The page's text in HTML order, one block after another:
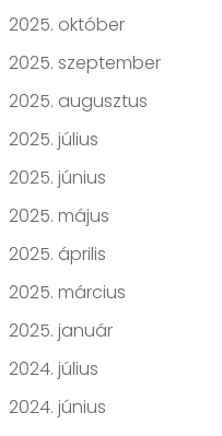
2025. október
2025. szeptember
2025. augusztus
2025. július
2025. június
2025. május
2025. április
2025. március
2025. január
2024. július
2024. június